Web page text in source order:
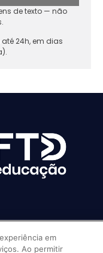
de texto — não
24h, em dias
em
Ao permitir